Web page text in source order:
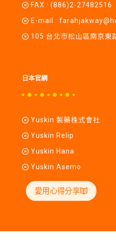
FAX : (886)2-27482516
E-mail :
105 台北市松山區南京東
日本官網
Yuskin 製藥株式會社
Yuskin Relip
Yuskin Hana
Yuskin Asemo
愛用心得分享